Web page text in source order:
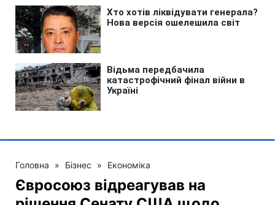
Головна » Бізнес » Економіка
Євросоюз відреагував на